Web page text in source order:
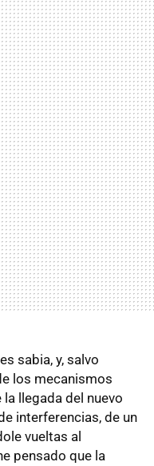
sabia, y, salvo
los mecanismos
llegada del nuevo
interferencias, de un
vueltas al
pensado que la